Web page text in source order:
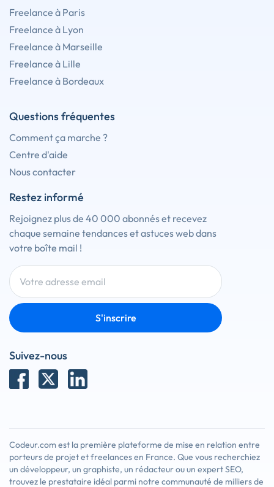
Freelance à Paris
Freelance à Lyon
Freelance à Marseille
Freelance à Lille
Freelance à Bordeaux
Questions fréquentes
Comment ça marche ?
Centre d'aide
Nous contacter
Restez informé
Rejoignez plus de 40 000 abonnés et recevez
chaque semaine tendances et astuces web dans
votre boîte mail !
S'inscrire
Suivez-nous
Codeur.com est la première plateforme de mise en relation entre
porteurs de projet et freelances en France. Que vous recherchiez
un développeur, un graphiste, un rédacteur ou un expert SEO,
trouvez le prestataire idéal parmi notre communauté de milliers de